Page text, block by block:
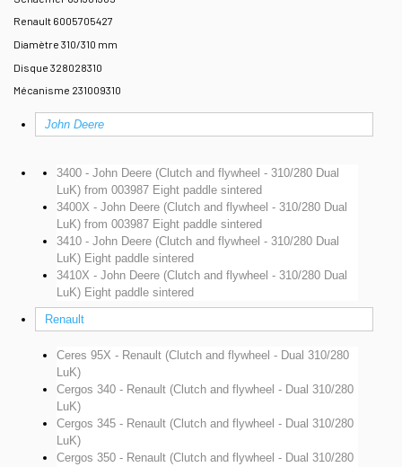
Renault 6005705427
Diamètre 310/310 mm
Disque 328028310
Mécanisme 231009310
John Deere
3400 - John Deere (Clutch and flywheel - 310/280 Dual
LuK) from 003987 Eight paddle sintered
3400X - John Deere (Clutch and flywheel - 310/280 Dual
LuK) from 003987 Eight paddle sintered
3410 - John Deere (Clutch and flywheel - 310/280 Dual
LuK) Eight paddle sintered
3410X - John Deere (Clutch and flywheel - 310/280 Dual
LuK) Eight paddle sintered
Renault
Ceres 95X - Renault (Clutch and flywheel - Dual 310/280
LuK)
Cergos 340 - Renault (Clutch and flywheel - Dual 310/280
LuK)
Cergos 345 - Renault (Clutch and flywheel - Dual 310/280
LuK)
Cergos 350 - Renault (Clutch and flywheel - Dual 310/280